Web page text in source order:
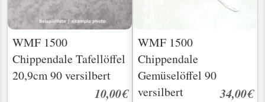
WMF 1500
Chippendale Tafellöffel
20,9cm 90 versilbert
10,00€
WMF 1500
Chippendale
Gemüselöffel 90
versilbert
34,00€